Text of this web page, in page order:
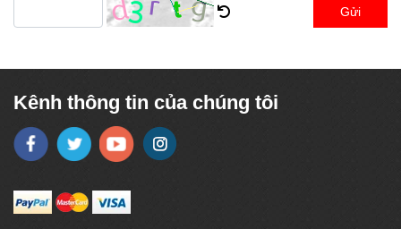
Gửi
Kênh thông tin của chúng tôi